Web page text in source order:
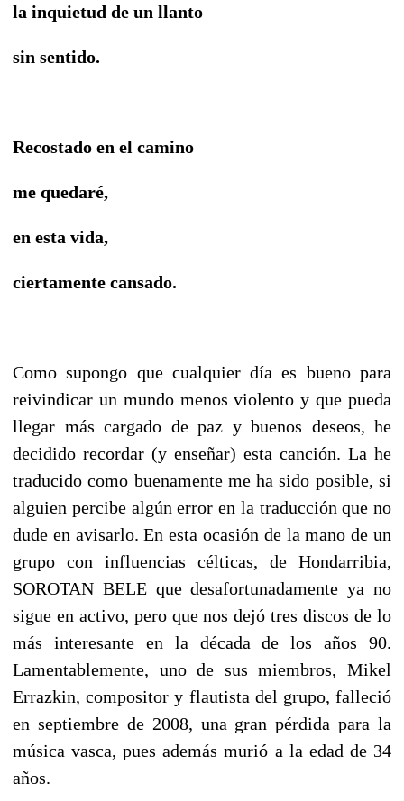
la inquietud de un llanto
sin sentido.
Recostado en el camino
me quedaré,
en esta vida,
ciertamente cansado.
Como supongo que cualquier día es bueno para
reivindicar un mundo menos violento y que pueda
llegar más cargado de paz y buenos deseos, he
decidido recordar (y enseñar) esta canción. La he
traducido como buenamente me ha sido posible, si
alguien percibe algún error en la traducción que no
dude en avisarlo. En esta ocasión de la mano de un
grupo con influencias célticas, de Hondarribia,
SOROTAN BELE que desafortunadamente ya no
sigue en activo, pero que nos dejó tres discos de lo
más interesante en la década de los años 90.
Lamentablemente, uno de sus miembros, Mikel
Errazkin, compositor y flautista del grupo, falleció
en septiembre de 2008, una gran pérdida para la
música vasca, pues además murió a la edad de 34
años.